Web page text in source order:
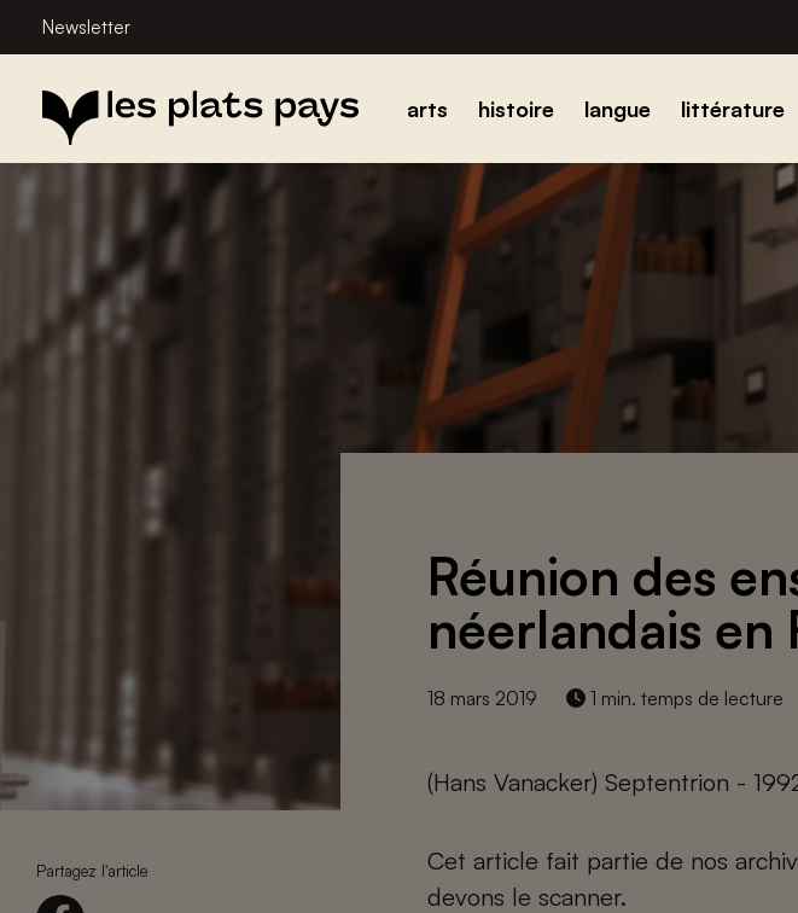
Newsletter
arts histoire langue littérature
Partagez l'article
Réunion des
néerlandais en
18 mars 2019 1 min. temps de lecture
(Hans Vanacker) Septentrion -
Cet article fait partie de nos
devons le scanner.